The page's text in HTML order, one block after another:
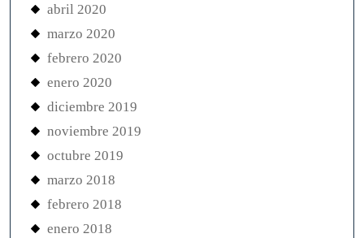
abril 2020
marzo 2020
febrero 2020
enero 2020
diciembre 2019
noviembre 2019
octubre 2019
marzo 2018
febrero 2018
enero 2018